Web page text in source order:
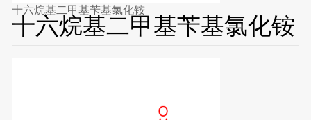
十六烷基二甲基苄基氯化铵
十六烷基二甲基苄基氯化铵